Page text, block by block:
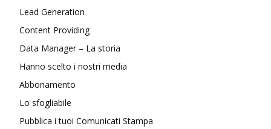
Lead Generation
Content Providing
Data Manager – La storia
Hanno scelto i nostri media
Abbonamento
Lo sfogliabile
Pubblica i tuoi Comunicati Stampa